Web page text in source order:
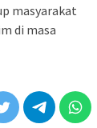
masyarakat
di masa